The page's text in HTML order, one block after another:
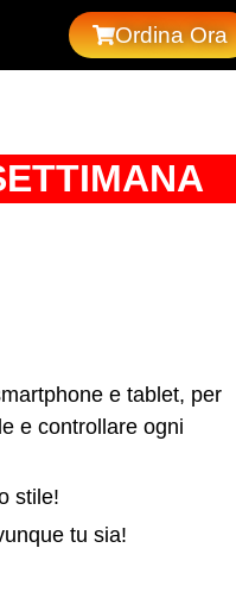
Ordina Ora
e tablet, per
e controllare ogni
stile!
tu sia!